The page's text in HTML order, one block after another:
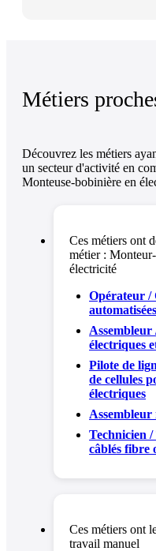
Métiers
Découvrez les métiers
un secteur d'activité en
Monteuse-bobinière en
Ces métiers ont
métier :
électricité
Opérateur /
Assembleur
électriques
Pilote de
de cellules
électriques
Assembleur
Technicien
câblés fibre
Ces métiers ont
travail manuel